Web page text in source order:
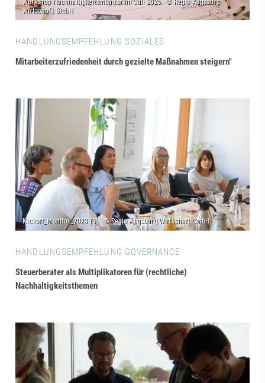
HANDLUNGSEMPFEHLUNG SOZIALES
Mitarbeiterzufriedenheit durch gezielte Maßnahmen steigern"
HANDLUNGSEMPFEHLUNG GOVERNANCE
Steuerberater als Multiplikatoren für (rechtliche)
Nachhaltigkeitsthemen